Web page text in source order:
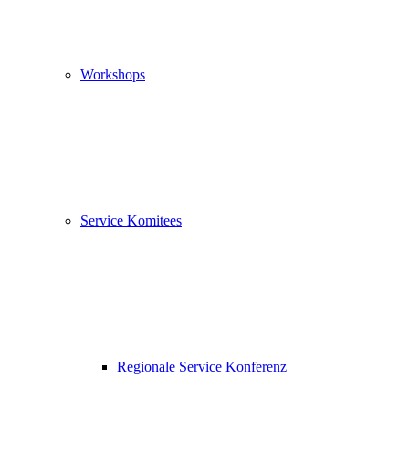
Workshops
Service Komitees
Regionale Service Konferenz